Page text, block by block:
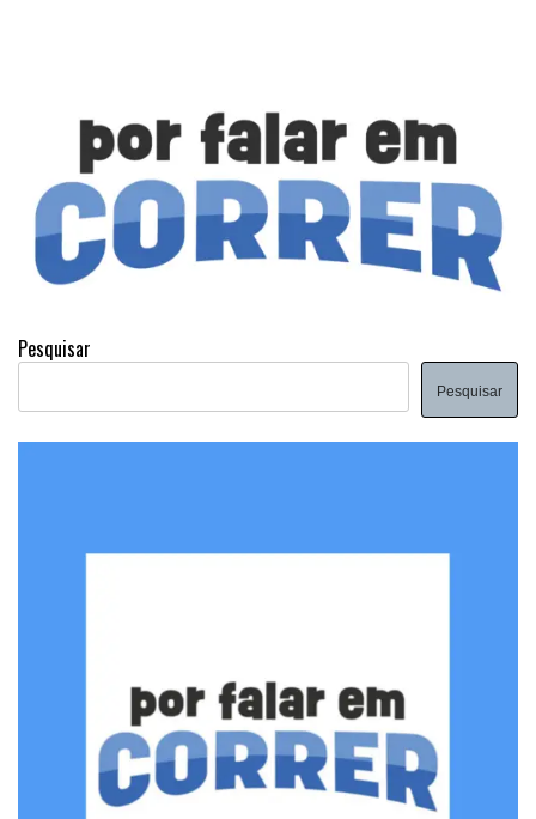
Pesquisar
Pesquisar